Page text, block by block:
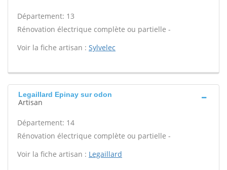
Département: 13
Rénovation électrique complète ou partielle -
Voir la fiche artisan : Sylvelec
Legaillard Epinay sur odon
Artisan
Département: 14
Rénovation électrique complète ou partielle -
Voir la fiche artisan : Legaillard